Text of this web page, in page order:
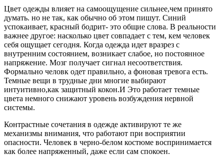
Цвет одежды влияет на самоощущение сильнее,чем принято
думать. но не так, как обычно об этом пишут. Синий
успокаивает, красный бодрит- это общие слова. В реальности
важнее другое: насколько цвет совпадает с тем, кем человек
себя ощущает сегодня. Когда одежда идет вразрез с
внутренним состоянием, возникает слабое, но постоянное
напряжение. Мозг получает сигнал несоответствия.
Формально человк одет правильно, а фоновая тревога есть.
Темные вещи в трудные дни многие выбирают
интуитивно,как защитный кокон.И Это работает темные
цвета немного снижают уровень возбуждения нервной
системы.
Контрастные сочетания в одежде активируют те же
механизмы внимания, что работают при восприятии
опасности. Человек в черно-белом костюме воспринимается
как более напряженный, даже если сам спокоен.